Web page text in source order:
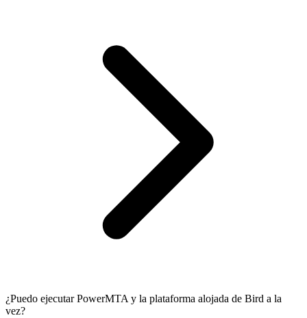
¿Puedo ejecutar PowerMTA y la plataforma alojada de Bird a la
vez?